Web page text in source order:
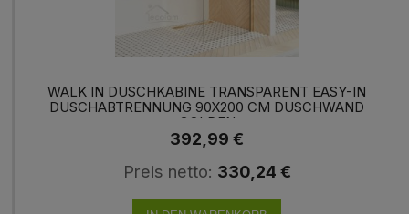
WALK IN DUSCHKABINE TRANSPARENT EASY-IN
DUSCHABTRENNUNG 90X200 CM DUSCHWAND
GOLDEN
392,99 €
Preis netto: 330,24 €